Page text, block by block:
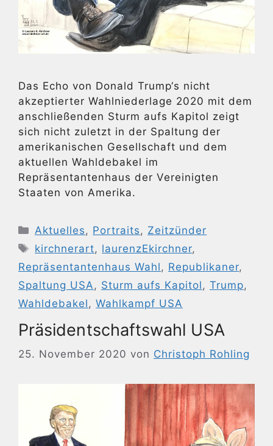
Das Echo von Donald Trump‘s nicht
akzeptierter Wahlniederlage 2020 mit dem
anschließenden Sturm aufs Kapitol zeigt
sich nicht zuletzt in der Spaltung der
amerikanischen Gesellschaft und dem
aktuellen Wahldebakel im
Repräsentantenhaus der Vereinigten
Staaten von Amerika.
Kategorien
Aktuelles , Portraits , Zeitzünder
Schlagwörter
kirchnerart, laurenzEkirchner,
Repräsentantenhaus Wahl , Republikaner,
Spaltung USA , Sturm aufs Kapitol , Trump,
Wahldebakel , Wahlkampf USA
Präsidentschaftswahl USA
25. November 2020 von Christoph Rohling